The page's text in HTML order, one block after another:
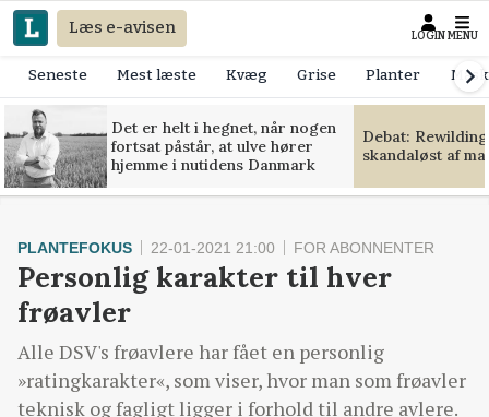
Læs e-avisen LOGIN MENU
Seneste Mest læste Kvæg Grise Planter
Det er helt i hegnet, når nogen
fortsat påstår, at ulve hører
hjemme i nutidens Danmark
Debat:
skandaløst af
PLANTEFOKUS 22-01-2021 21:00 FOR ABONNENTER
Personlig karakter til hver
frøavler
Alle DSV's frøavlere har fået en personlig
»ratingkarakter«, som viser, hvor man som frøavler
teknisk og fagligt ligger i forhold til andre avlere.